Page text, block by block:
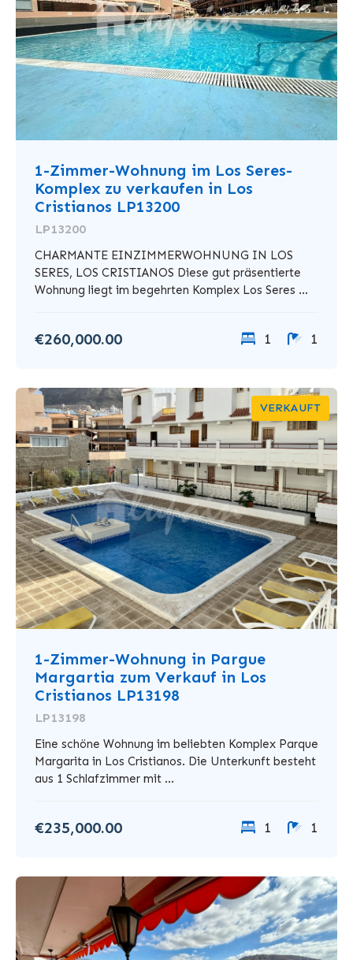
1-Zimmer-Wohnung im Los Seres-
Komplex zu verkaufen in Los
Cristianos LP13200
LP13200
CHARMANTE EINZIMMERWOHNUNG IN LOS
SERES, LOS CRISTIANOS Diese gut präsentierte
Wohnung liegt im begehrten Komplex Los Seres ...
€260,000.00 1 1
VERKAUFT
1-Zimmer-Wohnung in Pargue
Margartia zum Verkauf in Los
Cristianos LP13198
LP13198
Eine schöne Wohnung im beliebten Komplex Parque
Margarita in Los Cristianos. Die Unterkunft besteht
aus 1 Schlafzimmer mit ...
€235,000.00 1 1